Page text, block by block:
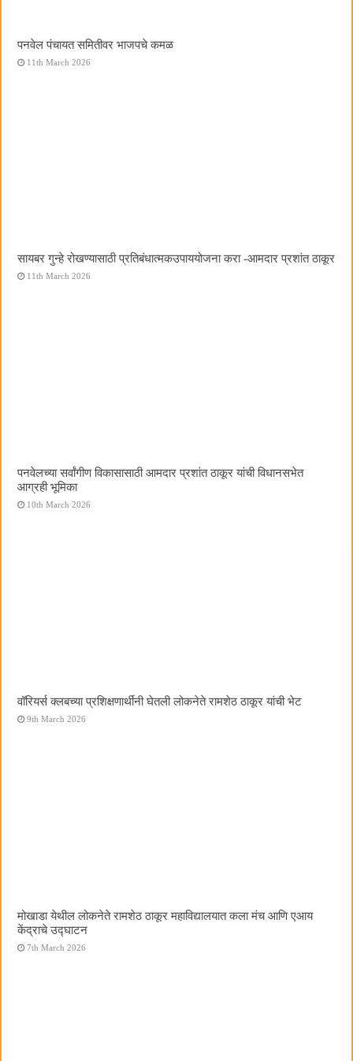
पनवेल पंचायत समितीवर भाजपचे कमळ
11th March 2026
सायबर गुन्हे रोखण्यासाठी प्रतिबंधात्मकउपाययोजना करा -आमदार प्रशांत ठाकूर
11th March 2026
पनवेलच्या सर्वांगीण विकासासाठी आमदार प्रशांत ठाकूर यांची विधानसभेत
आग्रही भूमिका
10th March 2026
वॉरियर्स क्लबच्या प्रशिक्षणार्थींनी घेतली लोकनेते रामशेठ ठाकूर यांची भेट
9th March 2026
मोखाडा येथील लोकनेते रामशेठ ठाकूर महाविद्यालयात कला मंच आणि एआय
केंद्राचे उद्घाटन
7th March 2026